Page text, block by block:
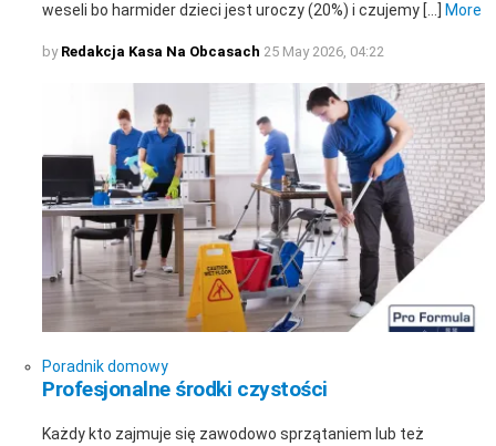
weseli bo harmider dzieci jest uroczy (20%) i czujemy […]
More
by Redakcja Kasa Na Obcasach 25 May 2026, 04:22
Poradnik domowy
Profesjonalne środki czystości
Każdy kto zajmuje się zawodowo sprzątaniem lub też